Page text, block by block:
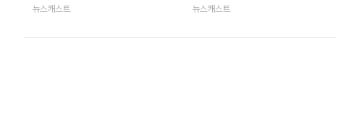
뉴스캐스트 뉴스캐스트